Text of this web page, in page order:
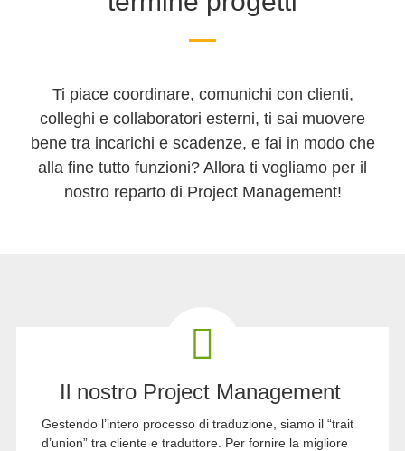
Ti piace coordinare, comunichi con clienti,
colleghi e collaboratori esterni, ti sai muovere
bene tra incarichi e scadenze, e fai in modo che
alla fine tutto funzioni? Allora ti vogliamo per il
nostro reparto di Project Management!
Il nostro Project Management
Gestendo l’intero processo di traduzione, siamo il “trait
d’union” tra cliente e traduttore. Per fornire la migliore